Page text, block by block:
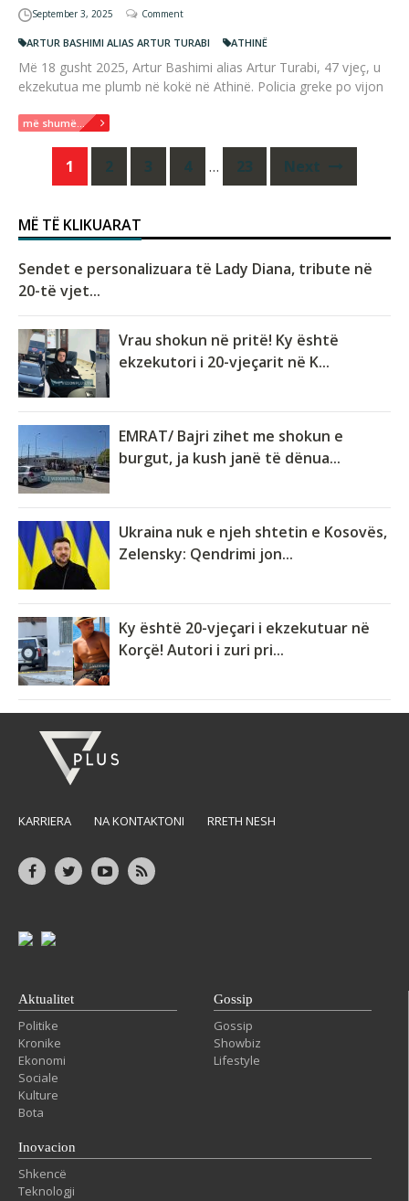
September 3, 2025 Comment
ARTUR BASHIMI ALIAS ARTUR TURABI ATHINË
Më 18 gusht 2025, Artur Bashimi alias Artur Turabi, 47 vjeç, u
ekzekutua me plumb në kokë në Athinë. Policia greke po vijon
më shumë...
Posts
navigation
1 2 3 4 … 23 Next
MË TË KLIKUARAT
Sendet e personalizuara të Lady Diana, tribute në
20-të vjet...
Vrau shokun në pritë! Ky është
ekzekutori i 20-vjeçarit në K...
EMRAT/ Bajri zihet me shokun e
burgut, ja kush janë të dënua...
Ukraina nuk e njeh shtetin e Kosovës,
Zelensky: Qendrimi jon...
Ky është 20-vjeçari i ekzekutuar në
Korçë! Autori i zuri pri...
KARRIERA NA KONTAKTONI RRETH NESH
Aktualitet
Politike
Kronike
Ekonomi
Sociale
Kulture
Bota
Gossip
Gossip
Showbiz
Lifestyle
Inovacion
Shkencë
Teknologji